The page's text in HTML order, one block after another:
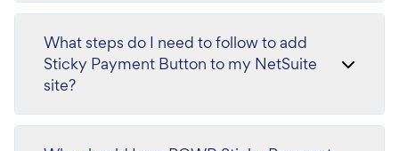
What steps do I need to follow to add
Sticky Payment Button to my NetSuite
site?